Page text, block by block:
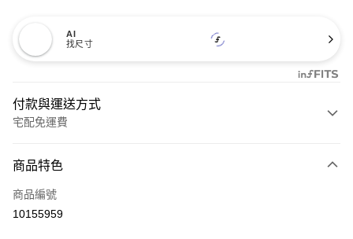
AI
找尺寸
付款與運送方式
宅配免運費
信用卡一次付款
信用卡分期付款
商品特色
商品編號
10155959